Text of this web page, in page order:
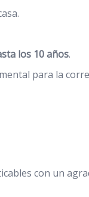
los 10 años.
para la
con un